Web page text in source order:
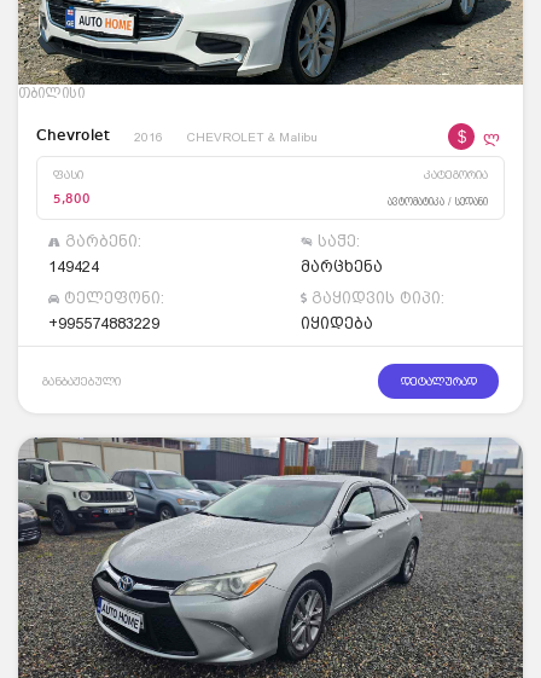
თბილისი
Chevrolet 2016 CHEVROLET & Malibu $ ლ
ფასი კატეგორია
5,800 ავტომატიკა / სედანი
გარბენი:
149424
საჭე:
მარცხენა
ტელეფონი:
+995574883229
გაყიდვის ტიპი:
იყიდება
განბაჟებული დეტალურად